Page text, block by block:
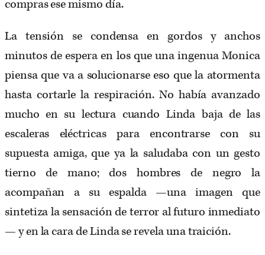
compras ese mismo día.
La tensión se condensa en gordos y anchos
minutos de espera en los que una ingenua Monica
piensa que va a solucionarse eso que la atormenta
hasta cortarle la respiración. No había avanzado
mucho en su lectura cuando Linda baja de las
escaleras eléctricas para encontrarse con su
supuesta amiga, que ya la saludaba con un gesto
tierno de mano; dos hombres de negro la
acompañan a su espalda —una imagen que
sintetiza la sensación de terror al futuro inmediato
— y en la cara de Linda se revela una traición.